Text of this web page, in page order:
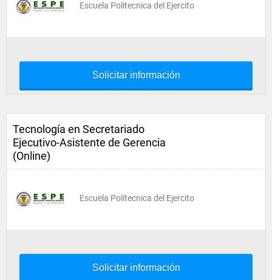
Escuela Politecnica del Ejercito
Solicitar información
Tecnología en Secretariado
Ejecutivo-Asistente de Gerencia
(Online)
Escuela Politecnica del Ejercito
Solicitar información